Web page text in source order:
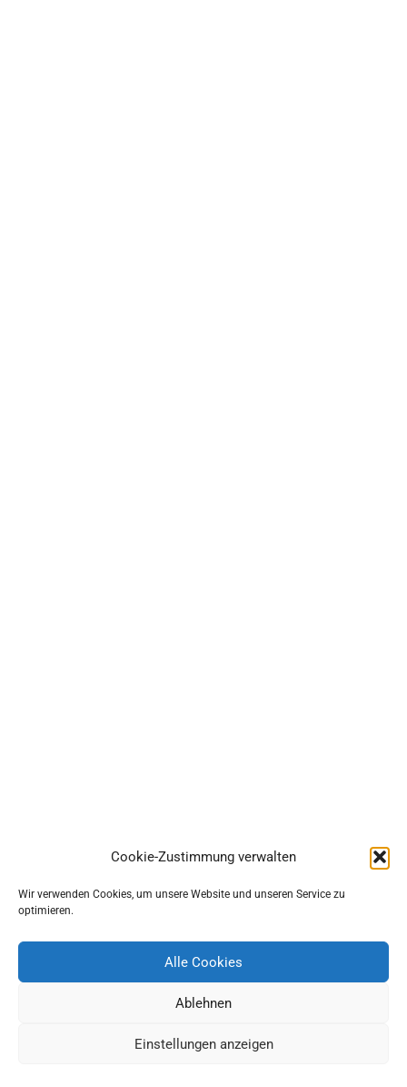
Cookie-Zustimmung verwalten
Wir verwenden Cookies, um unsere Website und unseren Service zu
optimieren.
Alle Cookies
Ablehnen
Einstellungen anzeigen